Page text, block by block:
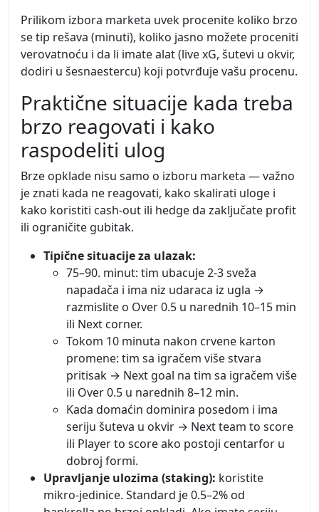
Prilikom izbora marketa uvek procenite koliko brzo
se tip rešava (minuti), koliko jasno možete proceniti
verovatnoću i da li imate alat (live xG, šutevi u okvir,
dodiri u šesnaestercu) koji potvrđuje vašu procenu.
Praktične situacije kada treba
brzo reagovati i kako
raspodeliti ulog
Brze opklade nisu samo o izboru marketa — važno
je znati kada ne reagovati, kako skalirati uloge i
kako koristiti cash-out ili hedge da zaključate profit
ili ograničite gubitak.
Tipične situacije za ulazak:
75–90. minut: tim ubacuje 2-3 sveža
napadača i ima niz udaraca iz ugla →
razmislite o Over 0.5 u narednih 10–15 min
ili Next corner.
Tokom 10 minuta nakon crvene karton
promene: tim sa igračem više stvara
pritisak → Next goal na tim sa igračem više
ili Over 0.5 u narednih 8–12 min.
Kada domaćin dominira posedom i ima
seriju šuteva u okvir → Next team to score
ili Player to score ako postoji centarfor u
dobroj formi.
Upravljanje ulozima (staking): koristite
mikro-jedinice. Standard je 0.5–2% od